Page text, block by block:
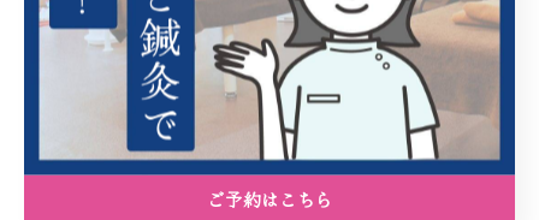
スポーツ
鍼灸
膝
五十肩
ご予約はこちら